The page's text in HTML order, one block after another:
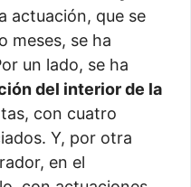
actuación, que se
meses, se ha
un lado, se ha
del interior de la
con cuatro
Y, por otra
en el